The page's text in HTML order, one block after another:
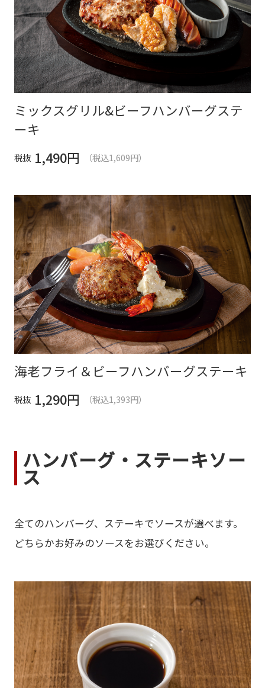
ミックスグリル&ビーフハンバーグステ
ーキ
税抜 1,490円 （税込1,609円）
海老フライ＆ビーフハンバーグステーキ
税抜 1,290円 （税込1,393円）
ハンバーグ・ステーキソー
ス
全てのハンバーグ、ステーキでソースが選べます。
どちらかお好みのソースをお選びください。